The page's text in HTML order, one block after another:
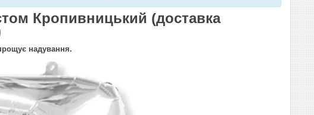
Кропивницький (доставка
надування.